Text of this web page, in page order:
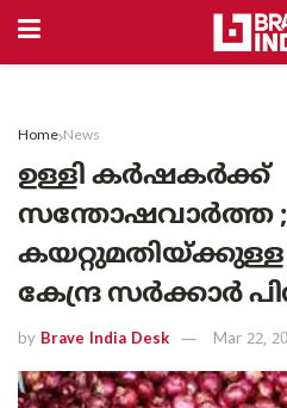
Home News
ഉള്ളി കർഷകർക്ക്
സന്തോഷവാർത്ത ;
കയറ്റുമതിയ്ക്കുള്ള
കേന്ദ്ര സർക്കാർ
by Brave India Desk Mar 22,